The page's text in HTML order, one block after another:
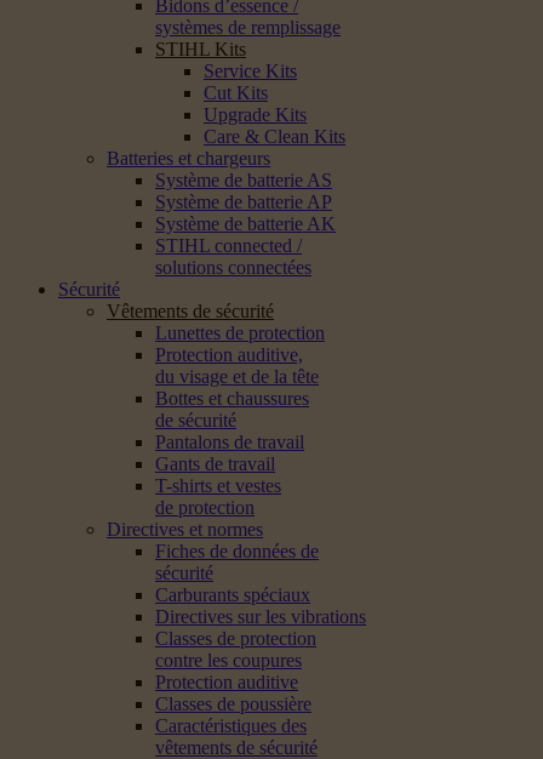
Bidons d’essence /
systèmes de remplissage
STIHL Kits
Service Kits
Cut Kits
Upgrade Kits
Care & Clean Kits
Batteries et chargeurs
Système de batterie AS
Système de batterie AP
Système de batterie AK
STIHL connected /
solutions connectées
Sécurité
Vêtements de sécurité
Lunettes de protection
Protection auditive,
du visage et de la tête
Bottes et chaussures
de sécurité
Pantalons de travail
Gants de travail
T-shirts et vestes
de protection
Directives et normes
Fiches de données de
sécurité
Carburants spéciaux
Directives sur les vibrations
Classes de protection
contre les coupures
Protection auditive
Classes de poussière
Caractéristiques des
vêtements de sécurité